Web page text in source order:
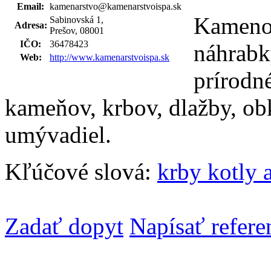
Email: kamenarstvo@kamenarstvoispa.sk
Adresa:
Sabinovská 1,
Prešov, 08001
IČO:
36478423
Web:
http://www.kamenarstvoispa.sk
kameňov, krbov, dlažby,
umývadiel.
Kľúčové slová: krby kotly
Zadať dopyt Napísať